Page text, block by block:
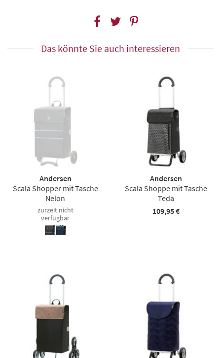
Das könnte Sie auch interessieren
Andersen
Scala Shopper mit Tasche
Nelon
zurzeit nicht
verfügbar
Andersen
Scala Shoppe mit Tasche
Teda
109,95 €